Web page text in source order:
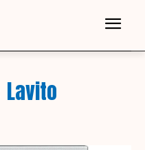
Lavito